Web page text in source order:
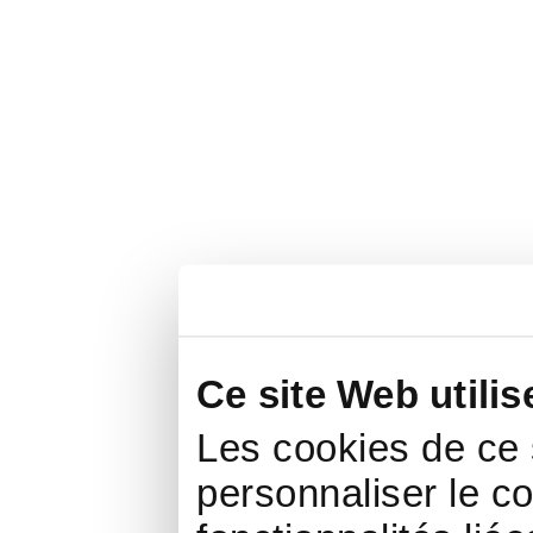
Ce site Web
Les cookies de
personnaliser le